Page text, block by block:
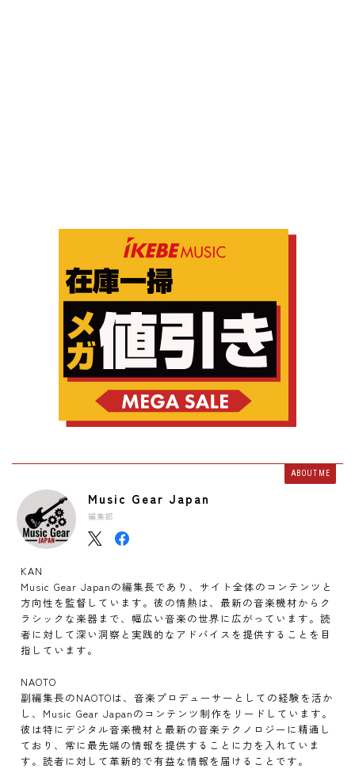
ABOUT ME
Music Gear Japan
編集部
KAN
Music Gear Japanの編集長であり、サイト全体のコンテンツと
方向性を監督しています。彼の情熱は、最新の音楽機材からク
ラシックな楽器まで、幅広い音楽の世界に広がっています。読
者に対して深い洞察と実践的なアドバイスを提供することを目
指しています。
NAOTO
副編集長のNAOTOは、音楽プロデューサーとしての経験を活か
し、Music Gear Japanのコンテンツ制作をリードしています。
彼は特にデジタル音楽機材と最新の音楽テクノロジーに精通し
ており、常に最先端の情報を提供することに力を入れていま
す。読者に対して革新的で有益な情報を届けることです。